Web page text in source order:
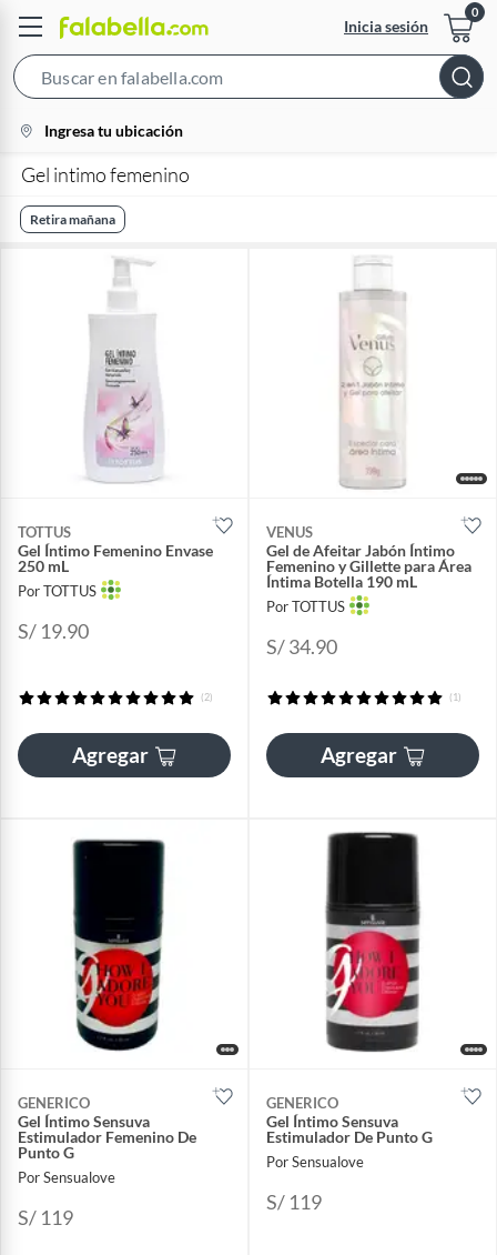
Inicia sesión
Bar
location-
icon
Ingresa tu ubicación
Gel intimo femenino
Retira mañana
TOTTUS
Gel Íntimo Femenino Envase
250 mL
Por TOTTUS
S/ 19.90
(2)
Agregar
VENUS
Gel de Afeitar Jabón Íntimo
Femenino y Gillette para Área
Íntima Botella 190 mL
Por TOTTUS
S/ 34.90
(1)
Agregar
GENERICO
Gel Íntimo Sensuva
Estimulador Femenino De
Punto G
Por Sensualove
S/ 119
GENERICO
Gel Íntimo Sensuva
Estimulador De Punto G
Por Sensualove
S/ 119